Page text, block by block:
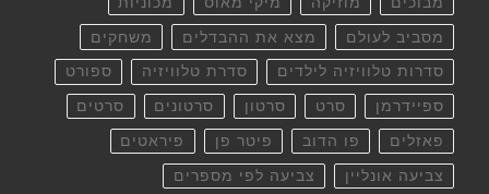
מסביב לעולם מצא את ההבדלים משחקים
סדרות טלוויזיה לילדים סדרת טלוויזיה ספורט
ספיידרמן סרט סרטון סרטונים סרטים
פאזלים פו הדוב פיטר פן פיראטים
צביעה אונליין צביעה לפי מספרים